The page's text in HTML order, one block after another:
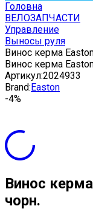
Головна
ВЕЛОЗАПЧАСТИ
Управление
Выносы руля
Винос керма
Винос керма
Артикул:2024933
Brand:Easton
-4%
Винос
чорн.